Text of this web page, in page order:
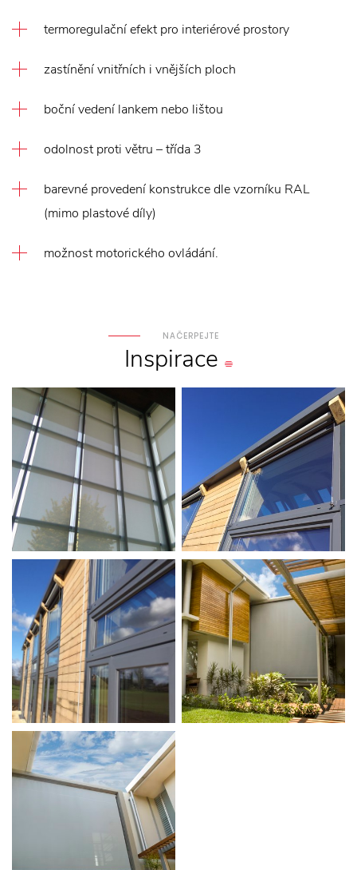
termoregulační efekt pro interiérové prostory
zastínění vnitřních i vnějších ploch
boční vedení lankem nebo lištou
odolnost proti větru – třída 3
barevné provedení konstrukce dle vzorníku RAL
(mimo plastové díly)
možnost motorického ovládání.
NAČERPEJTE
Inspirace